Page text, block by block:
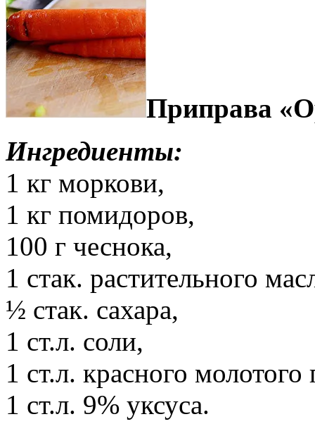
Приправа
Ингредиенты:
1 кг моркови,
1 кг помидоров,
100 г чеснока,
1 стак. растительного
½ стак. сахара,
1 ст.л. соли,
1 ст.л. красного молотого
1 ст.л. 9% уксуса.